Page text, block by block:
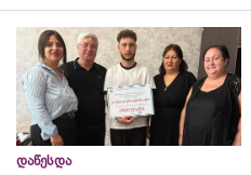
დაწესდა